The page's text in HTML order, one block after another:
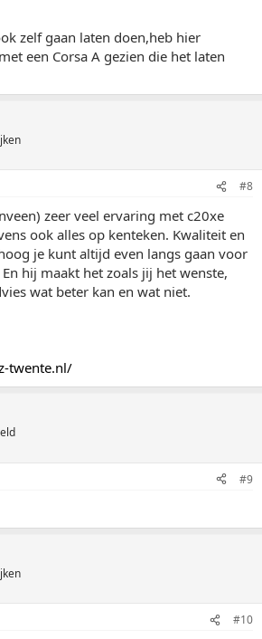
zelf gaan laten doen,heb hier
een Corsa A gezien die het laten
#8
zeer veel ervaring met c20xe
ook alles op kenteken. Kwaliteit en
je kunt altijd even langs gaan voor
hij maakt het zoals jij het wenste,
wat beter kan en wat niet.
twente.nl/
#9
#10